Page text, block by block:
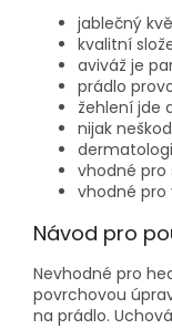
jablečný
kvalitní
aviváž je
prádlo
žehlení jde
nijak
vhodné pro
vhodné pro
Návod pro
Nevhodné pro
povrchovou
na prádlo.